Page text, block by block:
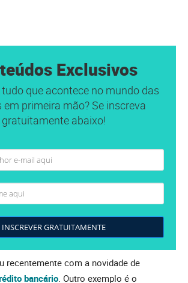
Exclusivos
tudo que acontece no mundo das
primeira mão? Se inscreva
gratuitamente abaixo!
INSCREVER GRATUITAMENTE
recentemente com a novidade de
bancário . Outro exemplo é o